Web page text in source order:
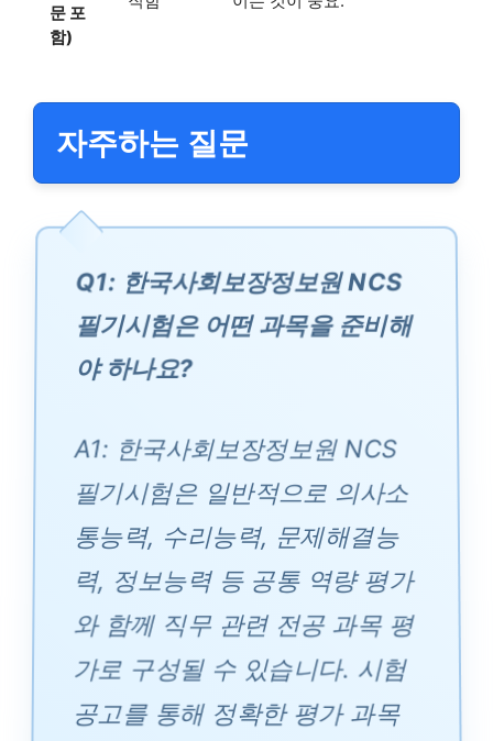
문 포
함)
자주하는 질문
Q1: 한국사회보장정보원 NCS
필기시험은 어떤 과목을 준비해
야 하나요?
A1: 한국사회보장정보원 NCS
필기시험은 일반적으로 의사소
통능력, 수리능력, 문제해결능
력, 정보능력 등 공통 역량 평가
와 함께 직무 관련 전공 과목 평
가로 구성될 수 있습니다. 시험
공고를 통해 정확한 평가 과목